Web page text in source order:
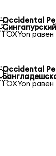
Occidental
1 OXYon
Occidental
1 OXYon